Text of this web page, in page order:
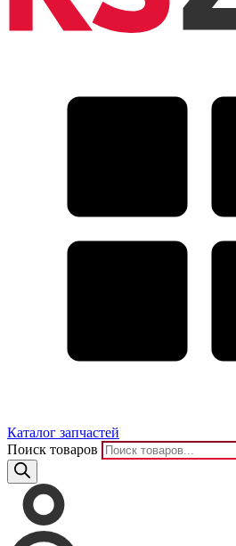
Каталог запчастей
Поиск товаров